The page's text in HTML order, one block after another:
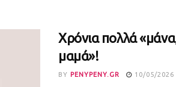
Χρόνια πολλά
μαμά»!
BY PENYPENY.GR 10/05/2026